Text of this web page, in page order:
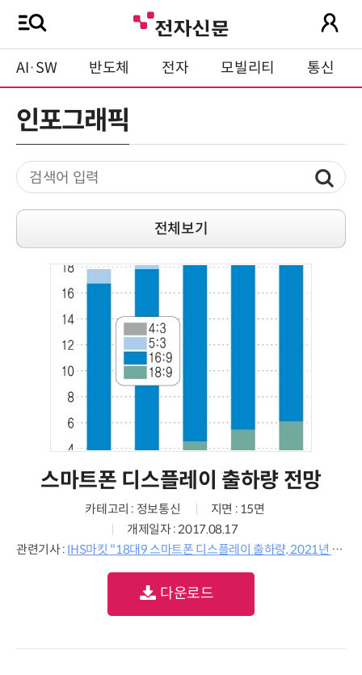
AI·SW 반도체 전자 모빌리티 통신
인포그래픽
전체보기
스마트폰 디스플레이 출하량 전망
카테고리 : 정보통신
지면 : 15면
개제일자 : 2017.08.17
관련기사 : IHS마킷 "18대9 스마트폰 디스플레이 출하량, 2021년 6억1100만대"
다운로드